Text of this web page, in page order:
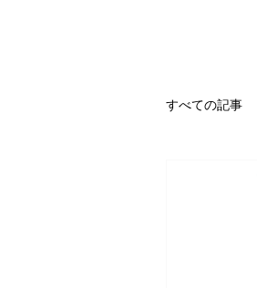
すべての記事